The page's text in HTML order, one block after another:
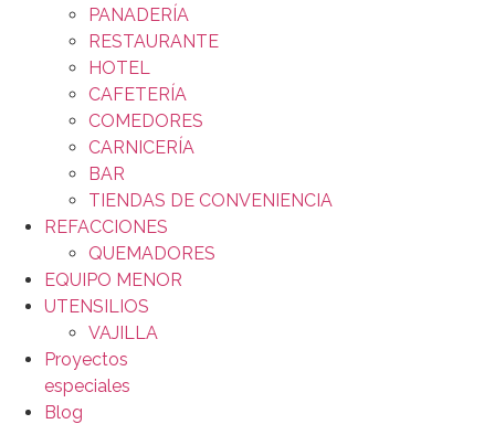
PANADERÍA
RESTAURANTE
HOTEL
CAFETERÍA
COMEDORES
CARNICERÍA
BAR
TIENDAS DE CONVENIENCIA
REFACCIONES
QUEMADORES
EQUIPO MENOR
UTENSILIOS
VAJILLA
Proyectos
especiales
Blog